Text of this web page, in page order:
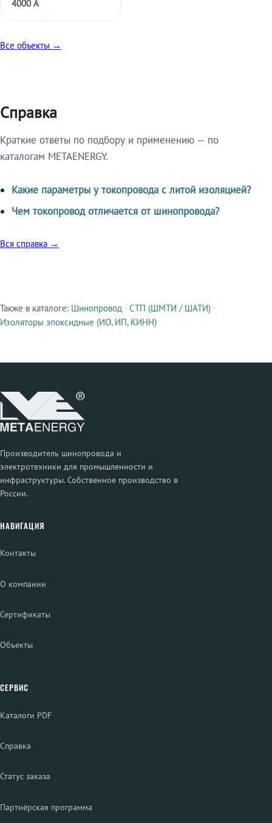
4000 А
Все объекты →
Справка
Краткие ответы по подбору и применению — по
каталогам METAENERGY.
Какие параметры у токопровода с литой изоляцией?
Чем токопровод отличается от шинопровода?
Вся справка →
Смежные продукты
Также в каталоге: Шинопровод · СТП (ШМТИ / ШАТИ) ·
Изоляторы эпоксидные (ИО, ИП, КИНН)
Производитель шинопровода и
электротехники для промышленности и
инфраструктуры. Собственное производство в
России.
НАВИГАЦИЯ
Контакты
О компании
Сертификаты
Объекты
СЕРВИС
Каталоги PDF
Справка
Статус заказа
Партнёрская программа